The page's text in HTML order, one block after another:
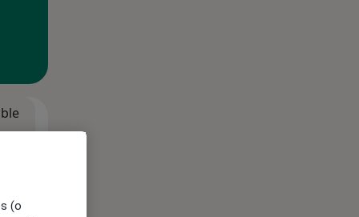
(o